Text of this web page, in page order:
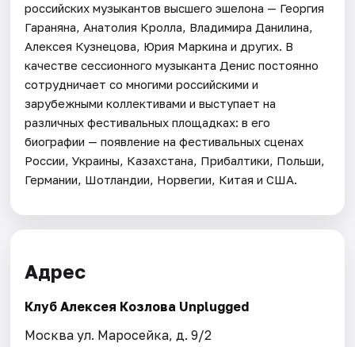
российских музыкантов высшего эшелона — Георгия
Гараняна, Анатолия Кролла, Владимира Данилина,
Алексея Кузнецова, Юрия Маркина и других. В
качестве сессионного музыканта Денис постоянно
сотрудничает со многими российскими и
зарубежными коллективами и выступает на
различных фестивальных площадках: в его
биографии — появление на фестивальных сценах
России, Украины, Казахстана, Прибалтики, Польши,
Германии, Шотландии, Норвегии, Китая и США.
Адрес
Клуб Алексея Козлова Unplugged
Москва ул. Маросейка, д. 9/2